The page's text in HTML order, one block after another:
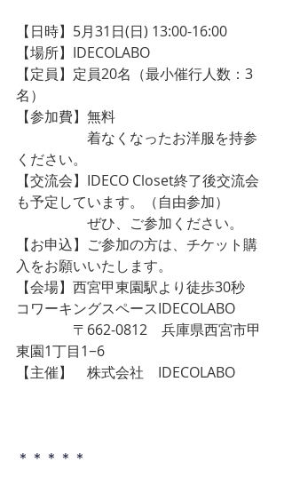
【日時】5月31日(日) 13:00-16:00
【場所】IDECOLABO
【定員】定員20名（最小催行人数：3
名）
【参加費】無料
着なくなったお洋服を持参
ください。
【交流会】IDECO Closet終了後交流会
も予定しています。（自由参加）
ぜひ、ご参加ください。
【お申込】ご参加の方は、チケット購
入をお願いいたします。
【会場】西宮甲東園駅より徒歩30秒
コワーキングスペースIDECOLABO
〒662-0812　兵庫県西宮市甲
東園1丁目1−6
【主催】　株式会社　IDECOLABO
＊＊＊＊＊